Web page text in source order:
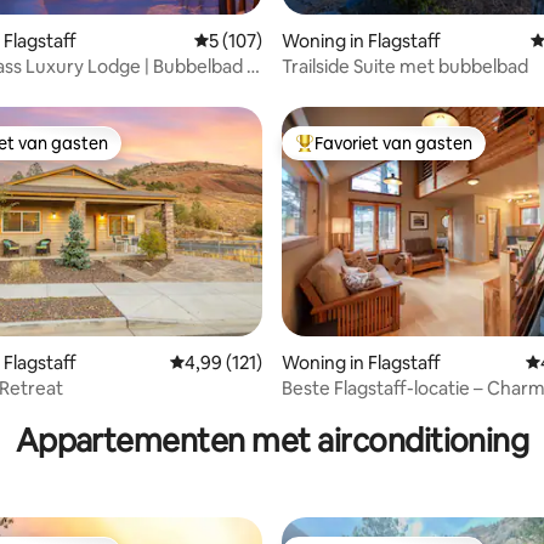
van 4,96 uit 5, 485 recensies
Flagstaff Gemiddelde beoordeling van 5 uit 5, 107
5 (107)
Luxury Lodge | Bubbelbad |
Woning in Flagstaff
Trailside Suite met bubbelbad
4,96 uit 5, 127 recensies
van gasten
van gasten
Flagstaff Gemiddelde beoordeling van 4,99 uit 5, 121
4,99 (121)
Topfavoriet van gasten
Favoriet van gasten
Woning in Flagstaff
Beste Flagstaff-locatie –
Appartementen met airconditioning